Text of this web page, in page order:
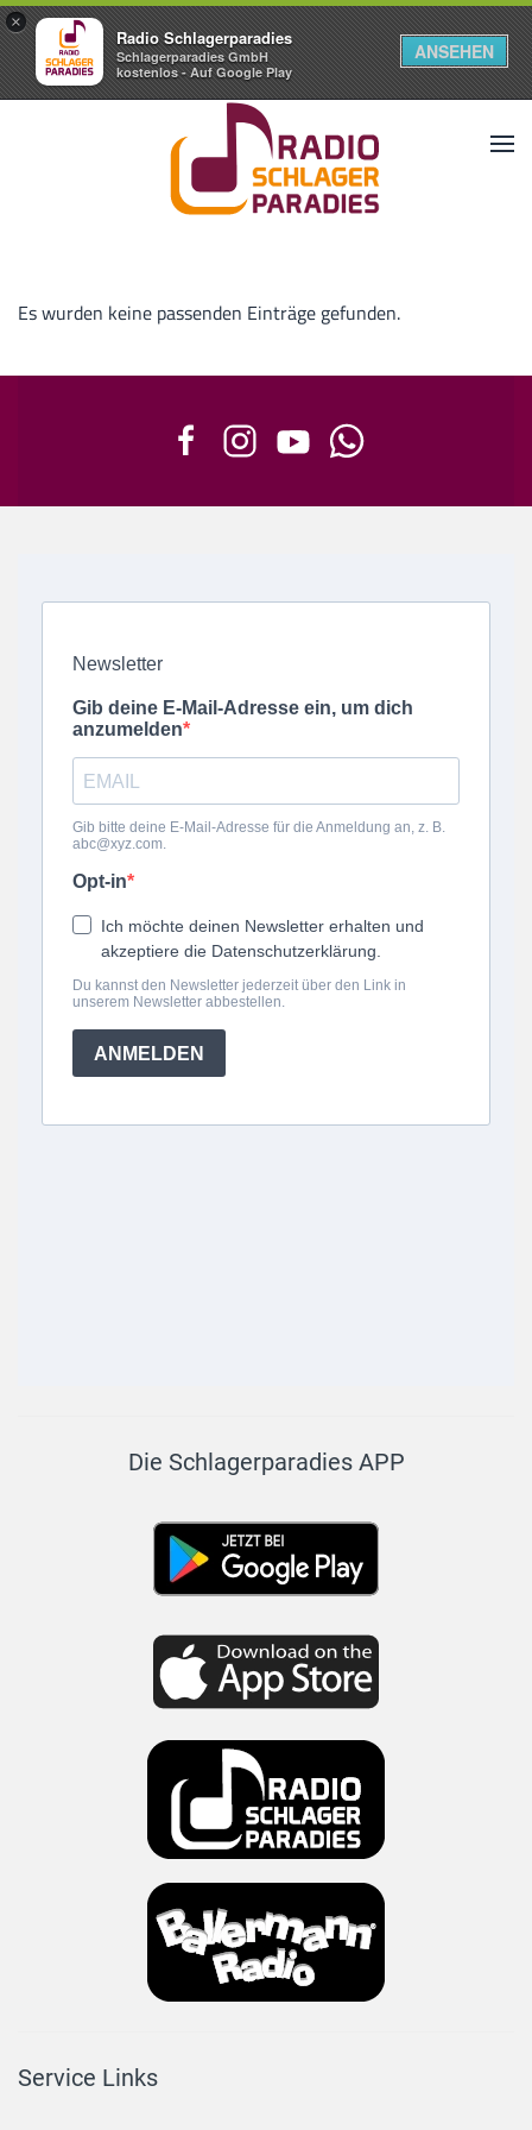
×
Radio Schlagerparadies
Schlagerparadies GmbH
kostenlos - Auf Google Play
ANSEHEN
Es wurden keine passenden Einträge gefunden.
Die Schlagerparadies APP
Service Links